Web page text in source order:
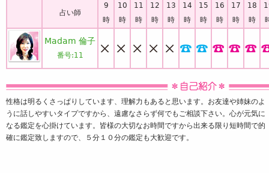
占い師
9
時
10
時
11
時
12
時
13
時
14
時
15
時
16
時
17
時
18
時
Madam 倫子
番号:11
性格は明るくさっぱりしています、理解力もあると思います。お友達や姉妹のよ
うに話しやすいタイプですから、遠慮なさらず何でもご相談下さい。心が元気に
なる鑑定を心掛けています。皆様の大切なお時間ですから出来る限り短時間で的
確に鑑定致しますので、５分１０分の鑑定も大歓迎です。